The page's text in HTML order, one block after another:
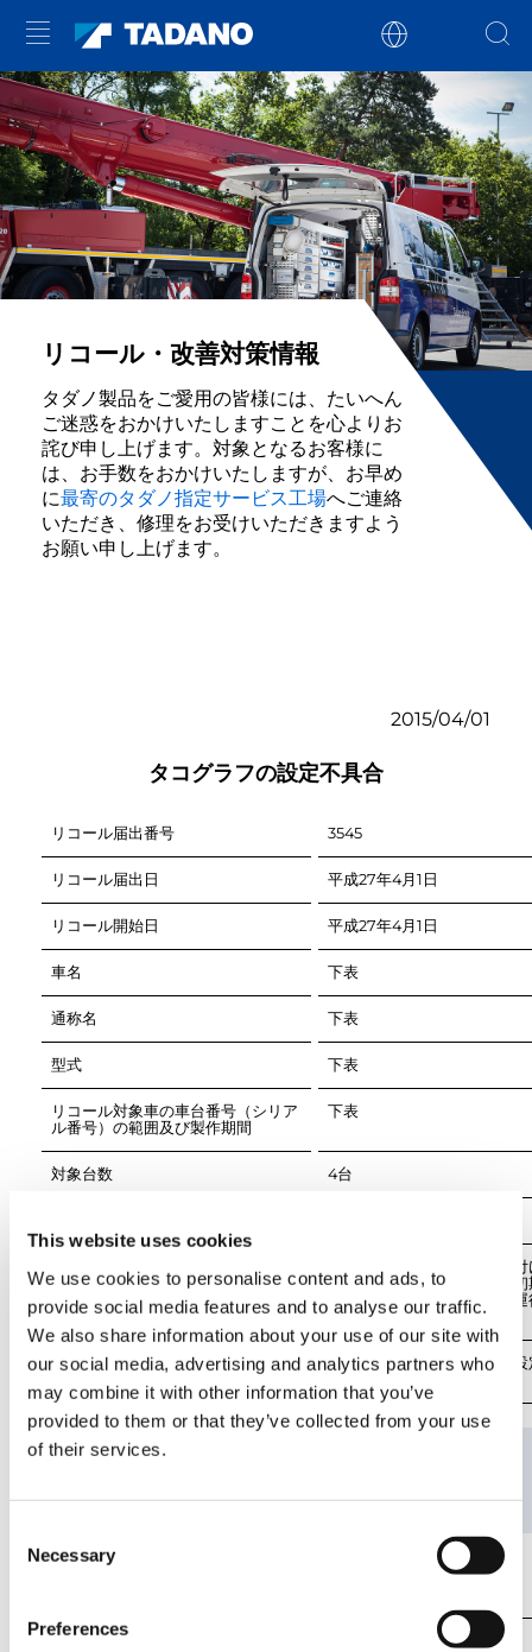
This website uses cookies
We use cookies to personalise content and ads, to
provide social media features and to analyse our traffic.
We also share information about your use of our site with
our social media, advertising and analytics partners who
may combine it with other information that you’ve
provided to them or that they’ve collected from your use
of their services.
Selection
Necessary
Preferences
リコール・改善対策情報
タダノ製品をご愛用の皆様には、たいへん
ご迷惑をおかけいたしますことを心よりお
詫び申し上げます。対象となるお客様に
は、お手数をおかけいたしますが、お早め
に最寄のタダノ指定サービス工場へご連絡
いただき、修理をお受けいただきますよう
お願い申し上げます。
2015/04/01
タコグラフの設定不具合
リコール届出番号
リコール届出日
リコール開始日
車名
通称名
型式
リコール対象車の車台番号（シリア
ル番号）の範囲及び製作期間
対象台数
不具合の状況
デジタル式運行記録計組み
作業指示が不適切なため、初
をしていない。そのため、
改善措置の内容
全車両、運行記録計の初期設
車名
タダノ